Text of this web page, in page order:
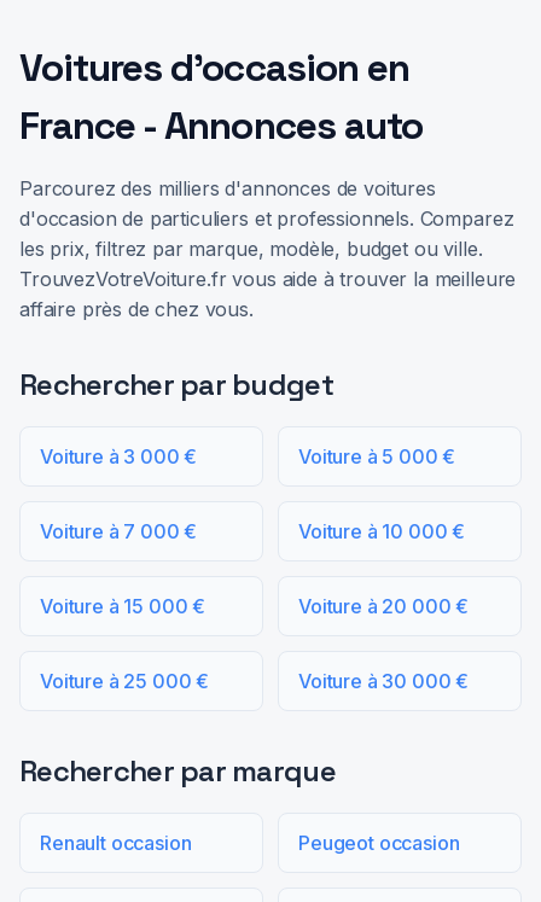
Voitures d'occasion en
France - Annonces auto
Parcourez des milliers d'annonces de voitures
d'occasion de particuliers et professionnels. Comparez
les prix, filtrez par marque, modèle, budget ou ville.
TrouvezVotreVoiture.fr vous aide à trouver la meilleure
affaire près de chez vous.
Rechercher par budget
Voiture à 3 000 € Voiture à 5 000 €
Voiture à 7 000 € Voiture à 10 000 €
Voiture à 15 000 € Voiture à 20 000 €
Voiture à 25 000 € Voiture à 30 000 €
Rechercher par marque
Renault occasion Peugeot occasion